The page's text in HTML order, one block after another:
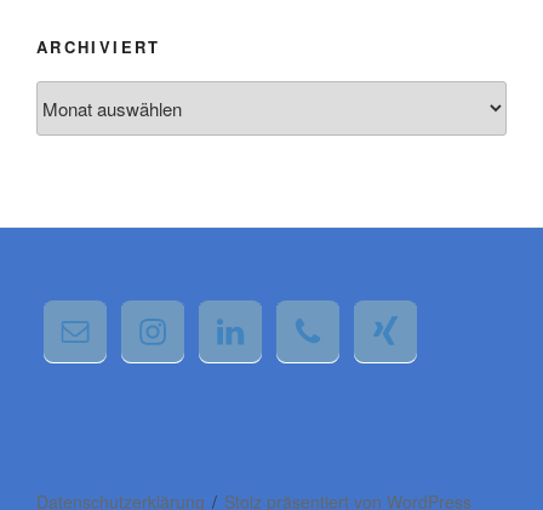
ARCHIVIERT
Datenschutzerklärung Stolz präsentiert von WordPress